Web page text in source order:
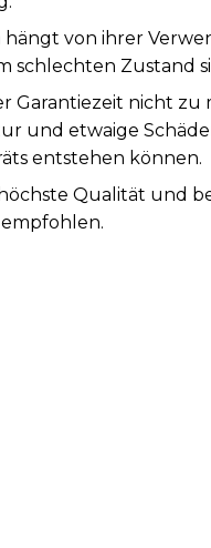
hängt von ihrer
schlechten Zustand
Garantiezeit nicht zu
und etwaige
entstehen können.
Qualität und